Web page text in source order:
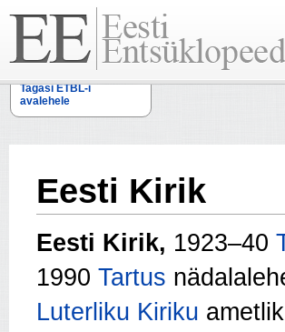
Tagasi ETBL-i
avalehele
Eesti Kirik
Eesti Kirik, 1923–40
1990 Tartus
Luterliku Kiriku